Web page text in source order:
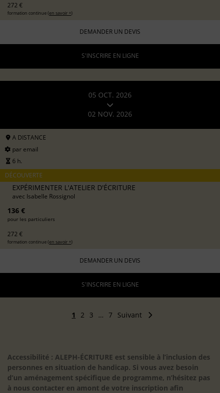
272 €
formation continue (en savoir +)
DEMANDER UN DEVIS
S'INSCRIRE EN LIGNE
05 OCT. 2026
02 NOV. 2026
A DISTANCE
par email
6 h.
DÉCOUVERTE
EXPÉRIMENTER L'ATELIER D'ÉCRITURE
avec Isabelle Rossignol
136 €
pour les particuliers
272 €
formation continue (en savoir +)
DEMANDER UN DEVIS
S'INSCRIRE EN LIGNE
1 2 3 … 7 Suivant
Accessibilité : ALEPH-ÉCRITURE est sensible à l’inclusion des
personnes en situation de handicap. Si vous avez besoin
d’un aménagement spécifique de programme, n’hésitez pas
à nous contacter en amont de votre inscription afin